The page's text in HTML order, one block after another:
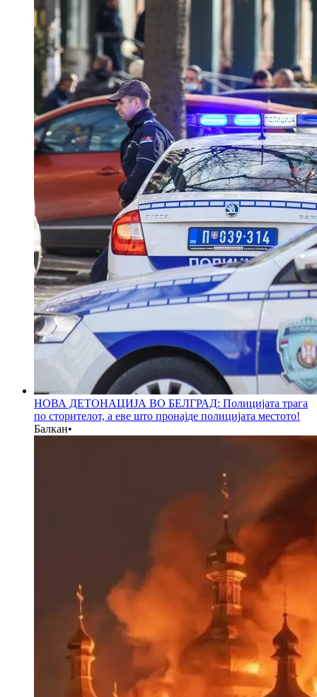
НОВА ДЕТОНАЦИЈА ВО БЕЛГРАД: Полицијата трага
по сторителот, а еве што пронајде полицијата местото!
Балкан•